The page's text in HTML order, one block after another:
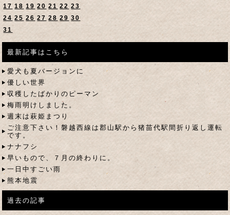
17 18 19 20 21 22 23
24 25 26 27 28 29 30
31
最新記事はこちら
愛犬も夏バージョンに
優しい世界
収穫したばかりのピーマン
梅雨明けしました。
週末は萩姫まつり
ご注意下さい！磐越西線は郡山駅から猪苗代駅間折り返し運転
です。
ナナフシ
早いもので、７月の終わりに。
一日中すごい雨
熊本地震
過去の記事